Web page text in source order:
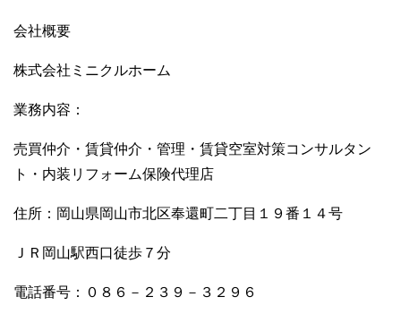
会社概要
株式会社ミニクルホーム
業務内容：
売買仲介・賃貸仲介・管理・賃貸空室対策コンサルタン
ト・内装リフォーム保険代理店
住所：岡山県岡山市北区奉還町二丁目１９番１４号
ＪＲ岡山駅西口徒歩７分
電話番号：０８６－２３９－３２９６